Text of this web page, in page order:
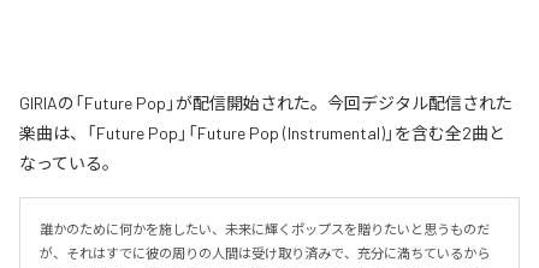
GIRIAの「Future Pop」が配信開始された。今回デジタル配信された
楽曲は、「Future Pop」「Future Pop (Instrumental)」を含む全2曲と
なっている。
誰かのために何かを施したい、未来に輝くポップスを贈りたいと思うものだ
が、それはすでに彼の周りの人間は受け取り済みで、充分に満ちているから